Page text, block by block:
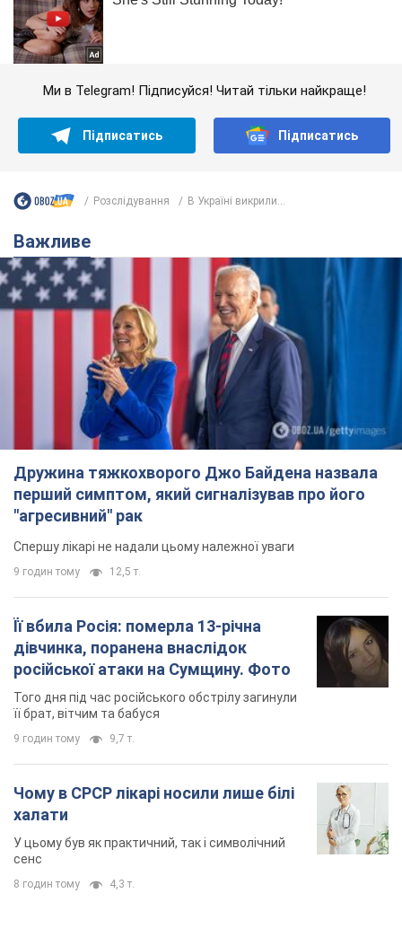
Ми в Telegram! Підписуйся! Читай тільки найкраще!
Підписатись Підписатись
Розслідування В Україні викрили...
Важливе
Дружина тяжкохворого Джо Байдена назвала
перший симптом, який сигналізував про його
"агресивний" рак
Спершу лікарі не надали цьому належної уваги
9 годин тому 12,5 т.
Її вбила Росія: померла 13-річна
дівчинка, поранена внаслідок
російської атаки на Сумщину. Фото
Того дня під час російського обстрілу загинули
її брат, вітчим та бабуся
9 годин тому 9,7 т.
Чому в СРСР лікарі носили лише білі
халати
У цьому був як практичний, так і символічний
сенс
8 годин тому 4,3 т.